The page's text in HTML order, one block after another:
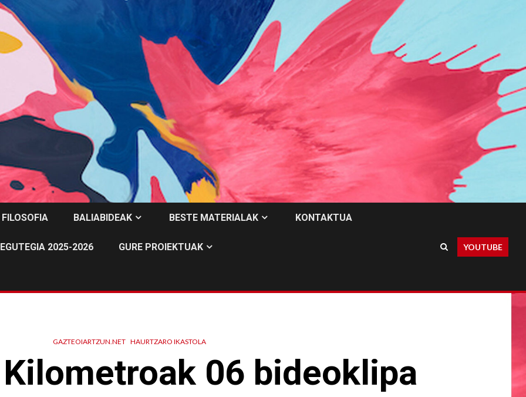
FILOSOFIA BALIABIDEAK BESTE MATERIALAK KONTAKTUA
EGUTEGIA 2025-2026 GURE PROIEKTUAK YOUTUBE
GAZTEOIARTZUN.NET HAURTZARO IKASTOLA
06 bideoklipa